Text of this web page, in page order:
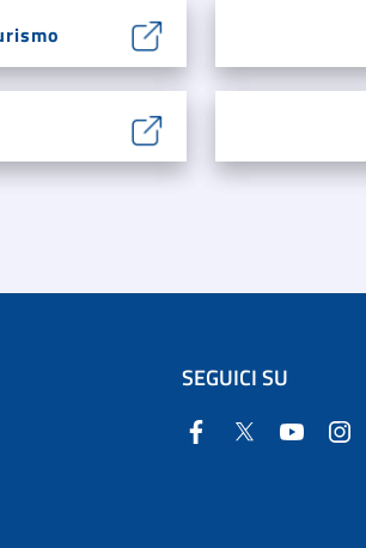
SEGUICI SU
Facebook
Twitter YouTube